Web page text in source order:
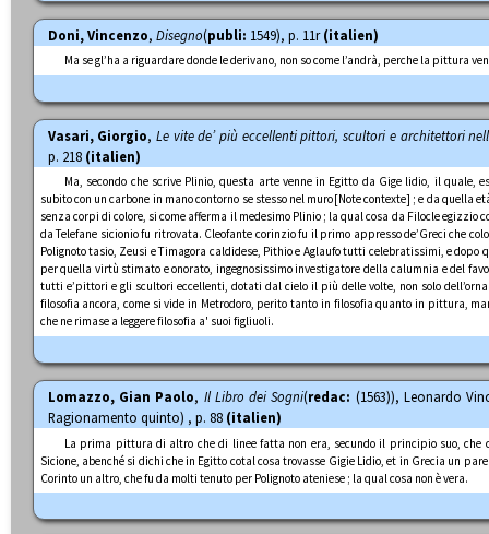
Doni, Vincenzo, Disegno(publi: 1549), p. 11r(italien)
Ma se gl’ha a riguardare donde le derivano, non so come l’andrà, perche la pittura
Vasari, Giorgio,Le vite de’ più eccellenti pittori, scultori e architettori
p. 218 (italien)
Ma, secondo che scrive Plinio, questa arte venne in Egitto da Gige lidio, il quale,
subito con un carbone in mano contorno se stesso nel muro[Note contexte] ; e da quella
senza corpi di colore, si come afferma il medesimo Plinio ; la qual cosa da Filocle egizzio
da Telefane sicionio fu ritrovata. Cleofante corinzio fu il primo appresso de’Greci che
Polignoto tasio, Zeusi e Timagora caldidese, Pithio e Aglaufo tutti celebratissimi, e dopo
per quella virtù stimato e onorato, ingegnosissimo investigatore della calumnia e del
tutti e’pittori e gli scultori eccellenti, dotati dal cielo il più delle volte, non solo
filosofia ancora, come si vide in Metrodoro, perito tanto in filosofia quanto in pittura,
che ne rimase a leggere filosofia a' suoi figliuoli.
Lomazzo, Gian Paolo, Il Libro dei Sogni(redac: (1563)), Leonardo
Ragionamento quinto) , p. 88 (italien)
La prima pittura di altro che di linee fatta non era, secundo il principio suo, che
Sicione, abenché si dichi che in Egitto cotal cosa trovasse Gigie Lidio, et in Grecia un
Corinto un altro, che fu da molti tenuto per Polignoto ateniese ; la qual cosa non è vera.